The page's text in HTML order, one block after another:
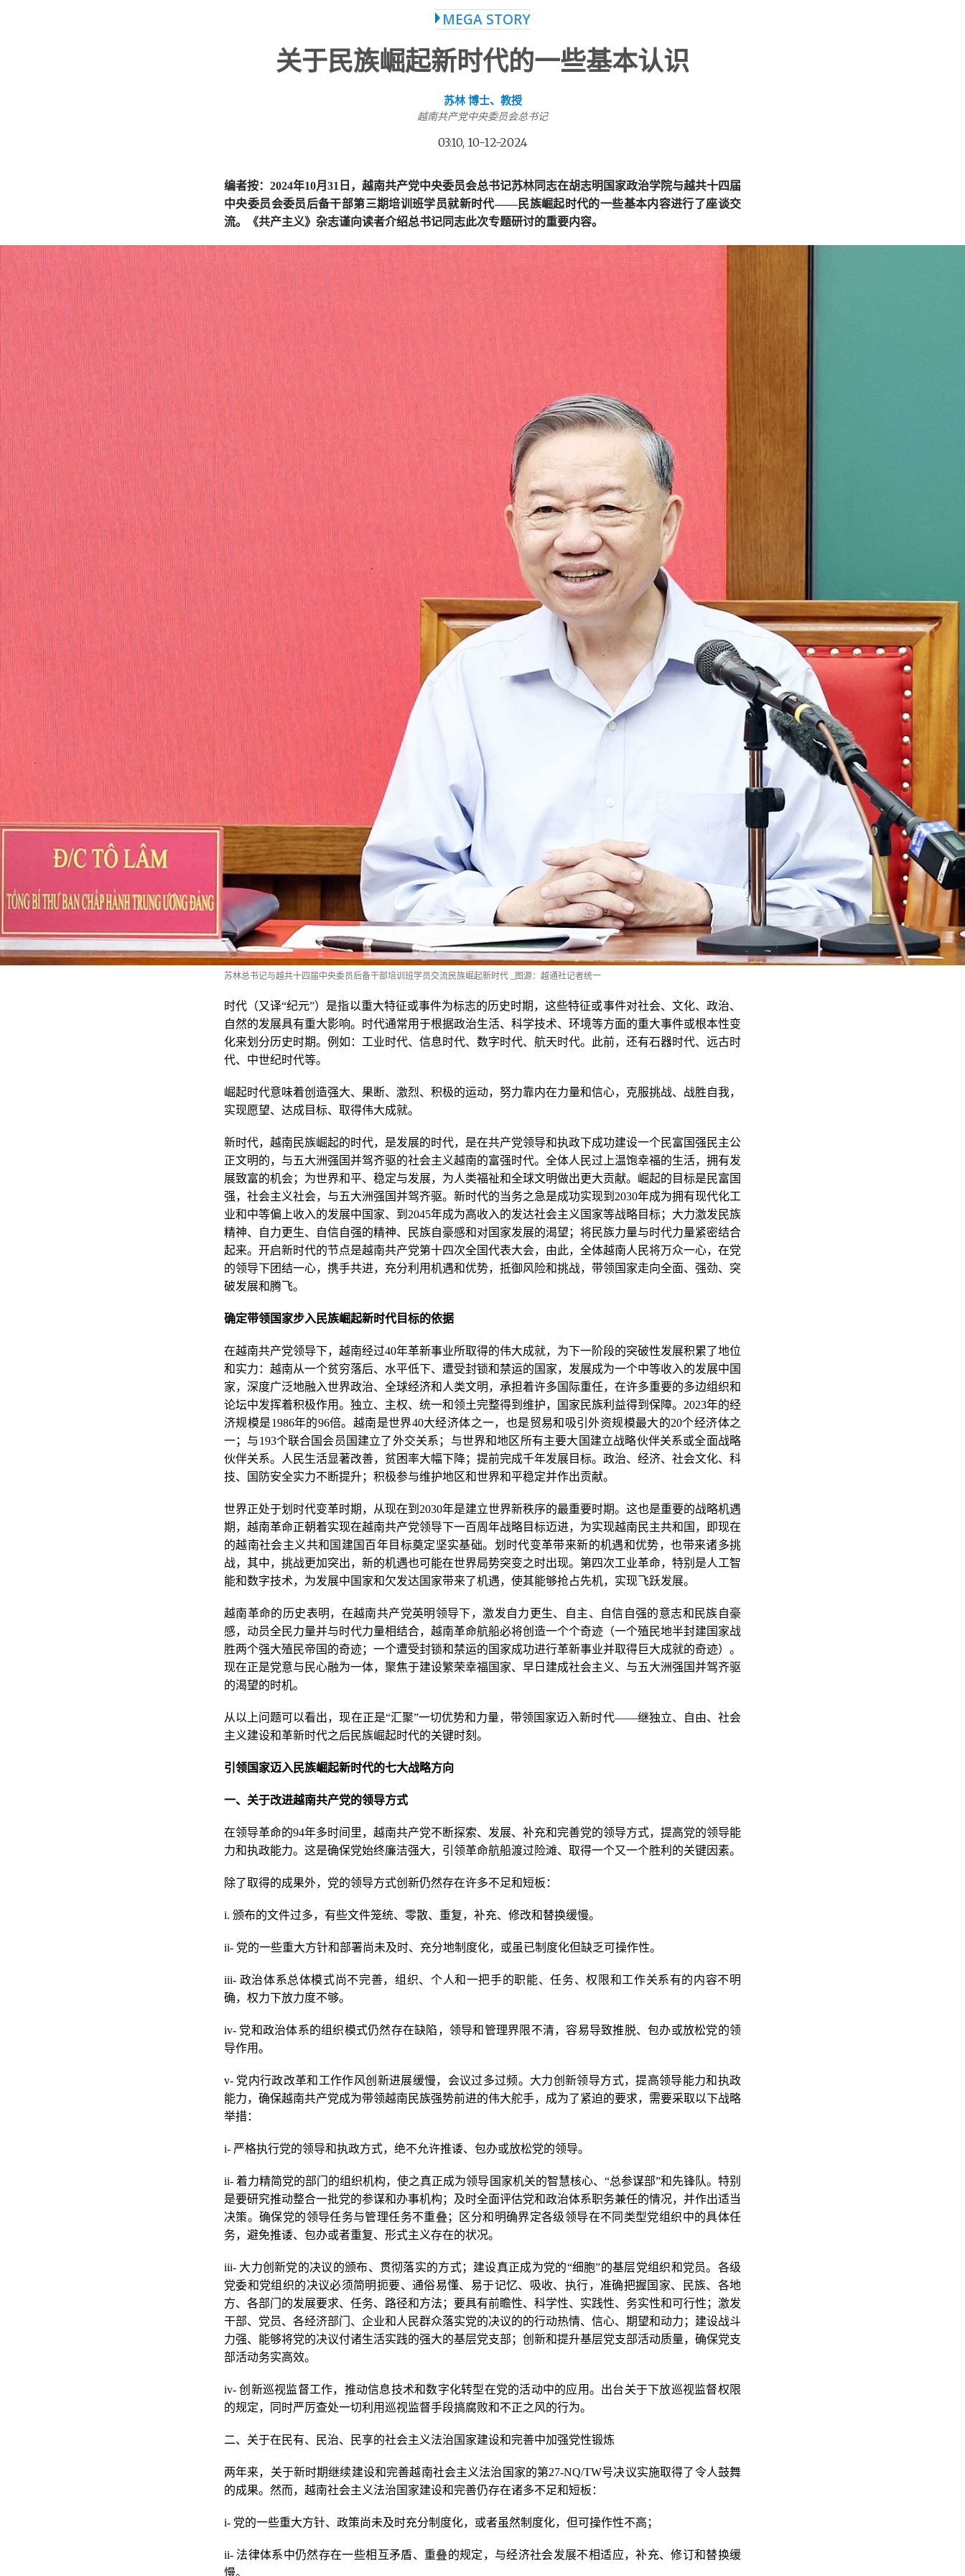
MEGA STORY
关于民族崛起新时代的一些基本认识
苏林 博士、教授
越南共产党中央委员会总书记
03:10, 10-12-2024
编者按：2024年10月31日，越南共产党中央委员会总书记苏林同志在胡志明国家政治学院与越共十四届
中央委员会委员后备干部第三期培训班学员就新时代——民族崛起时代的一些基本内容进行了座谈交
流。《共产主义》杂志谨向读者介绍总书记同志此次专题研讨的重要内容。
苏林总书记与越共十四届中央委员后备干部培训班学员交流民族崛起新时代 _图源：越通社记者统一
时代（又译“纪元”）是指以重大特征或事件为标志的历史时期，这些特征或事件对社会、文化、政治、
自然的发展具有重大影响。时代通常用于根据政治生活、科学技术、环境等方面的重大事件或根本性变
化来划分历史时期。例如：工业时代、信息时代、数字时代、航天时代。此前，还有石器时代、远古时
代、中世纪时代等。
崛起时代意味着创造强大、果断、激烈、积极的运动，努力靠内在力量和信心，克服挑战、战胜自我，
实现愿望、达成目标、取得伟大成就。
新时代，越南民族崛起的时代，是发展的时代，是在共产党领导和执政下成功建设一个民富国强民主公
正文明的，与五大洲强国并驾齐驱的社会主义越南的富强时代。全体人民过上温饱幸福的生活，拥有发
展致富的机会；为世界和平、稳定与发展，为人类福祉和全球文明做出更大贡献。崛起的目标是民富国
强，社会主义社会，与五大洲强国并驾齐驱。新时代的当务之急是成功实现到2030年成为拥有现代化工
业和中等偏上收入的发展中国家、到2045年成为高收入的发达社会主义国家等战略目标；大力激发民族
精神、自力更生、自信自强的精神、民族自豪感和对国家发展的渴望；将民族力量与时代力量紧密结合
起来。开启新时代的节点是越南共产党第十四次全国代表大会，由此，全体越南人民将万众一心，在党
的领导下团结一心，携手共进，充分利用机遇和优势，抵御风险和挑战，带领国家走向全面、强劲、突
破发展和腾飞。
确定带领国家步入民族崛起新时代目标的依据
在越南共产党领导下，越南经过40年革新事业所取得的伟大成就，为下一阶段的突破性发展积累了地位
和实力：越南从一个贫穷落后、水平低下、遭受封锁和禁运的国家，发展成为一个中等收入的发展中国
家，深度广泛地融入世界政治、全球经济和人类文明，承担着许多国际重任，在许多重要的多边组织和
论坛中发挥着积极作用。独立、主权、统一和领土完整得到维护，国家民族利益得到保障。2023年的经
济规模是1986年的96倍。越南是世界40大经济体之一，也是贸易和吸引外资规模最大的20个经济体之
一；与193个联合国会员国建立了外交关系；与世界和地区所有主要大国建立战略伙伴关系或全面战略
伙伴关系。人民生活显著改善，贫困率大幅下降；提前完成千年发展目标。政治、经济、社会文化、科
技、国防安全实力不断提升；积极参与维护地区和世界和平稳定并作出贡献。
世界正处于划时代变革时期，从现在到2030年是建立世界新秩序的最重要时期。这也是重要的战略机遇
期，越南革命正朝着实现在越南共产党领导下一百周年战略目标迈进，为实现越南民主共和国，即现在
的越南社会主义共和国建国百年目标奠定坚实基础。划时代变革带来新的机遇和优势，也带来诸多挑
战，其中，挑战更加突出，新的机遇也可能在世界局势突变之时出现。第四次工业革命，特别是人工智
能和数字技术，为发展中国家和欠发达国家带来了机遇，使其能够抢占先机，实现飞跃发展。
越南革命的历史表明，在越南共产党英明领导下，激发自力更生、自主、自信自强的意志和民族自豪
感，动员全民力量并与时代力量相结合，越南革命航船必将创造一个个奇迹（一个殖民地半封建国家战
胜两个强大殖民帝国的奇迹；一个遭受封锁和禁运的国家成功进行革新事业并取得巨大成就的奇迹）。
现在正是党意与民心融为一体，聚焦于建设繁荣幸福国家、早日建成社会主义、与五大洲强国并驾齐驱
的渴望的时机。
从以上问题可以看出，现在正是“汇聚”一切优势和力量，带领国家迈入新时代——继独立、自由、社会
主义建设和革新时代之后民族崛起时代的关键时刻。
引领国家迈入民族崛起新时代的七大战略方向
一、关于改进越南共产党的领导方式
在领导革命的94年多时间里，越南共产党不断探索、发展、补充和完善党的领导方式，提高党的领导能
力和执政能力。这是确保党始终廉洁强大，引领革命航船渡过险滩、取得一个又一个胜利的关键因素。
除了取得的成果外，党的领导方式创新仍然存在许多不足和短板：
i. 颁布的文件过多，有些文件笼统、零散、重复，补充、修改和替换缓慢。
ii- 党的一些重大方针和部署尚未及时、充分地制度化，或虽已制度化但缺乏可操作性。
iii- 政治体系总体模式尚不完善，组织、个人和一把手的职能、任务、权限和工作关系有的内容不明
确，权力下放力度不够。
iv- 党和政治体系的组织模式仍然存在缺陷，领导和管理界限不清，容易导致推脱、包办或放松党的领
导作用。
v- 党内行政改革和工作作风创新进展缓慢，会议过多过频。大力创新领导方式，提高领导能力和执政
能力，确保越南共产党成为带领越南民族强势前进的伟大舵手，成为了紧迫的要求，需要采取以下战略
举措：
i- 严格执行党的领导和执政方式，绝不允许推诿、包办或放松党的领导。
ii- 着力精简党的部门的组织机构，使之真正成为领导国家机关的智慧核心、“总参谋部”和先锋队。特别
是要研究推动整合一批党的参谋和办事机构；及时全面评估党和政治体系职务兼任的情况，并作出适当
决策。确保党的领导任务与管理任务不重叠；区分和明确界定各级领导在不同类型党组织中的具体任
务，避免推诿、包办或者重复、形式主义存在的状况。
iii- 大力创新党的决议的颁布、贯彻落实的方式；建设真正成为党的“细胞”的基层党组织和党员。各级
党委和党组织的决议必须简明扼要、通俗易懂、易于记忆、吸收、执行，准确把握国家、民族、各地
方、各部门的发展要求、任务、路径和方法；要具有前瞻性、科学性、实践性、务实性和可行性；激发
干部、党员、各经济部门、企业和人民群众落实党的决议的的行动热情、信心、期望和动力；建设战斗
力强、能够将党的决议付诸生活实践的强大的基层党支部；创新和提升基层党支部活动质量，确保党支
部活动务实高效。
iv- 创新巡视监督工作，推动信息技术和数字化转型在党的活动中的应用。出台关于下放巡视监督权限
的规定，同时严厉查处一切利用巡视监督手段搞腐败和不正之风的行为。
二、关于在民有、民治、民享的社会主义法治国家建设和完善中加强党性锻炼
两年来，关于新时期继续建设和完善越南社会主义法治国家的第27-NQ/TW号决议实施取得了令人鼓舞
的成果。然而，越南社会主义法治国家建设和完善仍存在诸多不足和短板：
i- 党的一些重大方针、政策尚未及时充分制度化，或者虽然制度化，但可操作性不高；
ii- 法律体系中仍然存在一些相互矛盾、重叠的规定，与经济社会发展不相适应，补充、修订和替换缓
慢。